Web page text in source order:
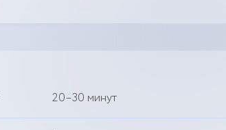
20–30 минут